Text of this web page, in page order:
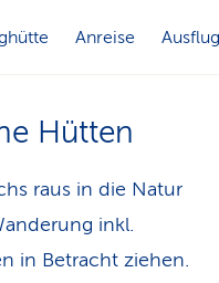
Anreise
Hütten
raus in die Natur
inkl.
in Betracht ziehen.